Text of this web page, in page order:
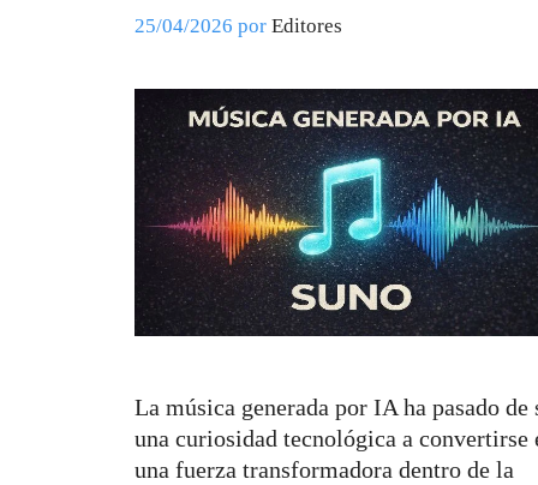
25/04/2026 por Editores
La música generada por IA ha pasado de
una curiosidad tecnológica a convertirse
una fuerza transformadora dentro de la